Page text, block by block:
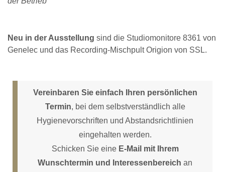
Neu in der Ausstellung sind die Studiomonitore 8361 von
Genelec und das Recording-Mischpult Origion von SSL.
Vereinbaren Sie einfach Ihren persönlichen
Termin, bei dem selbstverständlich alle
Hygienevorschriften und Abstandsrichtlinien
eingehalten werden.
Schicken Sie eine E-Mail mit Ihrem
Wunschtermin und Interessenbereich an